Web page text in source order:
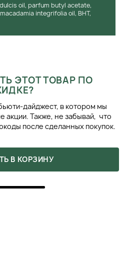
oil, parfum butyl acetate,
integrifolia oil, BHT,
ЭТОТ ТОВАР ПО
дайджест, в котором мы
акции. Также, не забывай, что
после сделанных покупок.
В КОРЗИНУ